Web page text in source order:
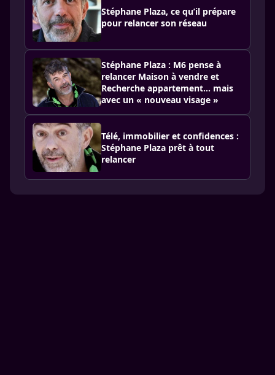
Stéphane Plaza, ce qu’il prépare
pour relancer son réseau
Stéphane Plaza : M6 pense à
relancer Maison à vendre et
Recherche appartement... mais
avec un « nouveau visage »
Télé, immobilier et confidences :
Stéphane Plaza prêt à tout
relancer